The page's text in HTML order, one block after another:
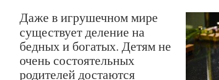
Даже в игрушечном мире
существует деление на
бедных и богатых. Детям не
очень состоятельных
родителей достаются